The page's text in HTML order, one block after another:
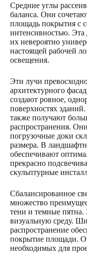
Средние углы
баланса. Они
площадь покрытия с
интенсивностью. Эта
их невероятно
настоящей рабочей
освещения.
Эти лучи
архитектурного
создают ровное,
поверхностях
также получают
распространения.
погрузочные доки
размера. В
обеспечивают
прекрасно
скульптурные
Сбалансированное
множество
тени и темные пятна.
визуальную среду.
распространение
покрытие площади.
необходимых для